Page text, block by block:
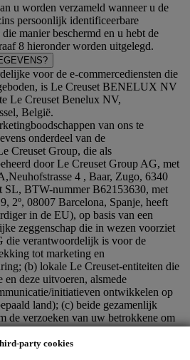
party cookies
u worden verzameld wanneer u de
persoonlijk identificeerbare
manier beschermd en u hebt de
8 hieronder worden uitgelegd.
voor de e-commercediensten die
is Le Creuset BENELUX NV
Le Creuset Benelux NV,
België.
van ons te
onderdeel van de
Creuset Group, die als
door Le Creuset Group AG, met
4 , Baar, Zugo, 6340
SL, BTW-nummer B62153630, met
2º, 08007 Barcelona, Spanje, heeft
in de EU), op basis van een
zeggenschap die in wezen voorziet
die verantwoordelijk is voor de
tot marketing en
(b) lokale Le Creuset-entiteiten die
en deze uitvoeren, alsmede
initiatieven ontwikkelen op
land); (c) beide gezamenlijk
de verzoeken van uw betrokkene om
WIJ DEZE GEGEVENS?